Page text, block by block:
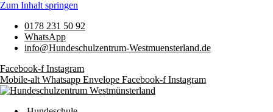
Zum Inhalt springen
0178 231 50 92
WhatsApp
info@Hundeschulzentrum-Westmuensterland.de
Facebook-f Instagram
Mobile-alt Whatsapp Envelope Facebook-f Instagram